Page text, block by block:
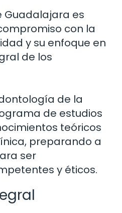
Guadalajara es
con la
y su enfoque en
de los
de la
de estudios
teóricos
preparando a
ser
y éticos.